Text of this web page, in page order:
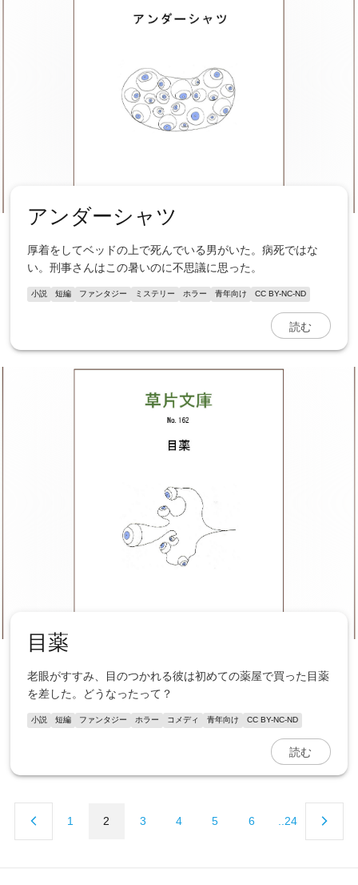
アンダーシャツ
厚着をしてベッドの上で死んでいる男がいた。病死ではな
い。刑事さんはこの暑いのに不思議に思った。
小説 短編 ファンタジー ミステリー ホラー 青年向け CC BY-NC-ND
読む
目薬
老眼がすすみ、目のつかれる彼は初めての薬屋で買った目薬
を差した。どうなったって？
小説 短編 ファンタジー ホラー コメディ 青年向け CC BY-NC-ND
読む
1 2 3 4 5 6 ..24